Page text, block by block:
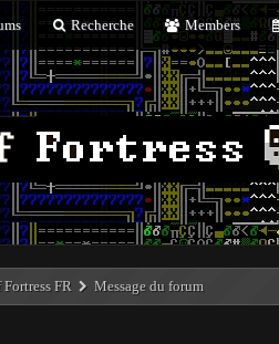
Recherche Members
FR Message du forum